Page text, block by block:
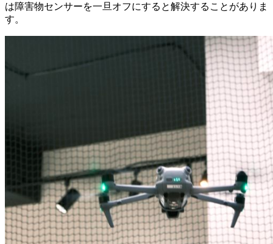
は障害物センサーを一旦オフにすると解決することがありま
す。